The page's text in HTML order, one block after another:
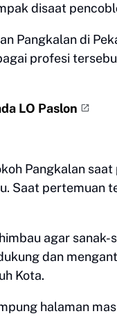
disaat
Pangkalan di
profesi
LO Paslon
Pangkalan
Saat pertemuan
agar sanak-
dan
Kota.
halaman